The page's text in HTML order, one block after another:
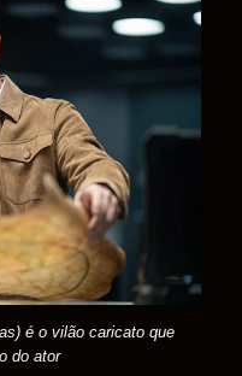
é o vilão caricato que
do ator